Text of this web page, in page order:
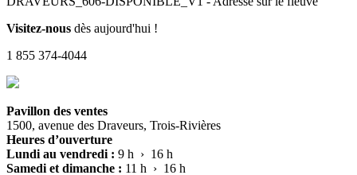
Visitez-nous dès aujourd'hui !
1 855 374-4044
Pavillon des ventes
1500, avenue des Draveurs, Trois-Rivières
Heures d’ouverture
Lundi au vendredi : 9 h › 16 h
Samedi et dimanche : 11 h › 16 h